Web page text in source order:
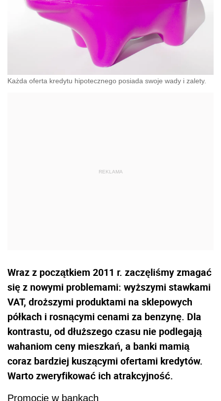
Każda oferta kredytu hipotecznego posiada swoje wady i zalety.
Wraz z początkiem 2011 r. zaczęliśmy zmagać
się z nowymi problemami: wyższymi stawkami
VAT, droższymi produktami na sklepowych
półkach i rosnącymi cenami za benzynę. Dla
kontrastu, od dłuższego czasu nie podlegają
wahaniom ceny mieszkań, a banki mamią
coraz bardziej kuszącymi ofertami kredytów.
Warto zweryfikować ich atrakcyjność.
Promocje w bankach